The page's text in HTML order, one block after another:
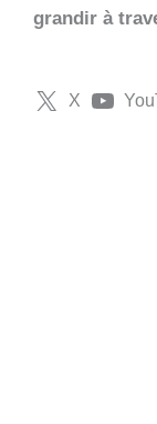
grandir à
X